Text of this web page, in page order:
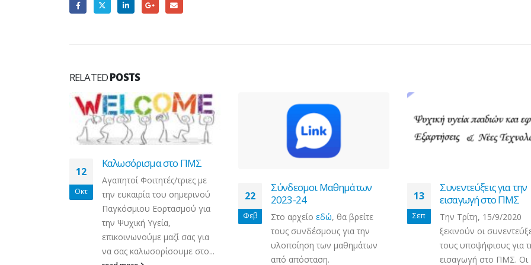
RELATEDPOSTS
12
Οκτ
Καλωσόρισμα στο ΠΜΣ
Αγαπητοί Φοιτητές/τριες με
την ευκαιρία του σημερινού
Παγκόσμιου Εορτασμού για
την Ψυχική Υγεία,
επικοινωνούμε μαζί σας για
να σας καλωσορίσουμε στο...
22
Φεβ
Σύνδεσμοι Μαθημάτων
2023-24
Στο αρχείο εδώ, θα βρείτε
τους συνδέσμους για την
υλοποίηση των μαθημάτων
από απόσταση.
13
Σεπ
Συνεντεύξεις για την
εισαγωγή στο ΠΜΣ
Την Τρίτη, 15/9/2020
ξεκινούν οι
τους υποψήφιους για
εισαγωγή στο ΠΜΣ. Οι